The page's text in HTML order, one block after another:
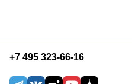
+7 495 323-66-16